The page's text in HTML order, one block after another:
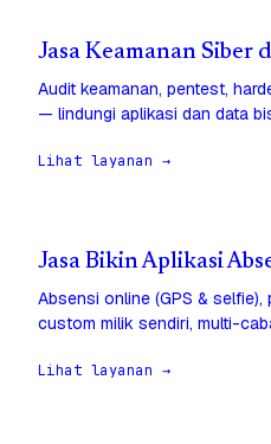
Jasa Keamanan Siber
Audit keamanan, pentest,
— lindungi aplikasi dan data
Lihat layanan →
Jasa Bikin Aplikasi
Absensi online (GPS &
custom milik sendiri, multi-
Lihat layanan →